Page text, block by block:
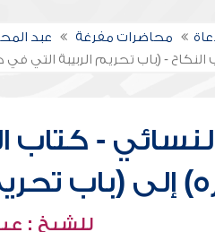
محاضرات مفرغة عبد
- (باب تحريم الربيبة التي
- كتاب
إلى (باب
للشيخ :